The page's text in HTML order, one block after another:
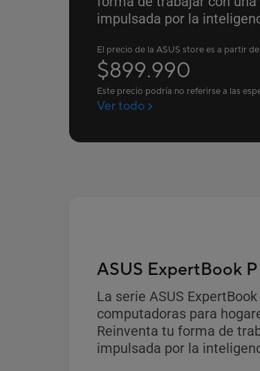
impulsada por la
El precio de la ASUS store es a partir de
$899.990
Este precio podría no referirse a las
Ver todo
ASUS ExpertBook P
La serie ASUS
computadoras para
Reinventa tu forma de
impulsada por la